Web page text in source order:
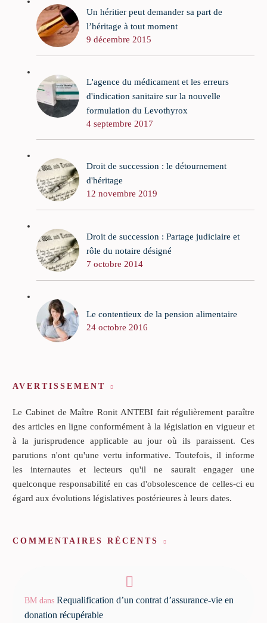
Un héritier peut demander sa part de
l’héritage à tout moment
9 décembre 2015
L'agence du médicament et les erreurs
d'indication sanitaire sur la nouvelle
formulation du Levothyrox
4 septembre 2017
Droit de succession : le détournement
d'héritage
12 novembre 2019
Droit de succession : Partage judiciaire et
rôle du notaire désigné
7 octobre 2014
Le contentieux de la pension alimentaire
24 octobre 2016
AVERTISSEMENT
Le Cabinet de Maître Ronit ANTEBI fait régulièrement paraître
des articles en ligne conformément à la législation en vigueur et
à la jurisprudence applicable au jour où ils paraissent. Ces
parutions n'ont qu'une vertu informative. Toutefois, il informe
les internautes et lecteurs qu'il ne saurait engager une
quelconque responsabilité en cas d'obsolescence de celles-ci eu
égard aux évolutions législatives postérieures à leurs dates.
COMMENTAIRES RÉCENTS
BM dans Requalification d’un contrat d’assurance-vie en
donation récupérable